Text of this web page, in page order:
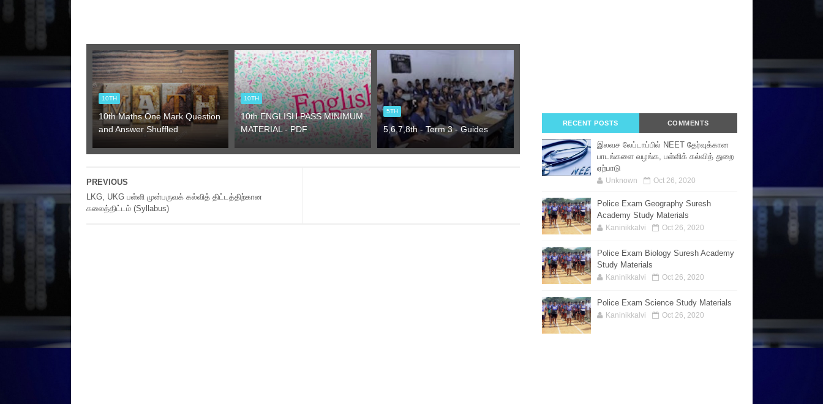
10TH
10th Maths One Mark Question
and Answer Shuffled
10TH
10th ENGLISH PASS MINIMUM
MATERIAL - PDF
5TH
5,6,7,8th - Term 3 - Guides
PREVIOUS
LKG, UKG பள்ளி முன்பருவக் கல்வித் திட்டத்திற்கான
கலைத்திட்டம் (Syllabus)
RECENT POSTS COMMENTS
இலவச லேப்டாப்பில் NEET தேர்வுக்கான
பாடங்களை வழங்க, பள்ளிக் கல்வித் துறை
ஏற்பாடு
Unknown Oct 26, 2020
Police Exam Geography Suresh
Academy Study Materials
Kaninikkalvi Oct 26, 2020
Police Exam Biology Suresh Academy
Study Materials
Kaninikkalvi Oct 26, 2020
Police Exam Science Study Materials
Kaninikkalvi Oct 26, 2020